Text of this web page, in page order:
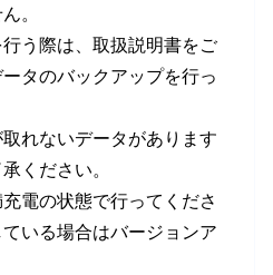
。
行う際は、取扱説明書をご
タのバックアップを行っ
取れないデータがあります
ください。
電の状態で行ってくださ
いる場合はバージョンア